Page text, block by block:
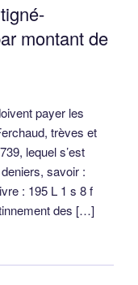
montant de
payer les
trèves et
lequel s’est
savoir :
: 195 L 1 s 8 f
des […]